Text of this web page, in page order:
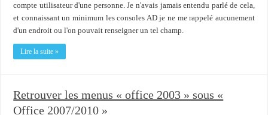
compte utilisateur d'une personne. Je n'avais jamais entendu parlé de cela,
et connaissant un minimum les consoles AD je ne me rappelé aucunement
d'un endroit ou l'on pouvait renseigner un tel champ.
Lire la suite »
Retrouver les menus « office 2003 » sous «
Office 2007/2010 »